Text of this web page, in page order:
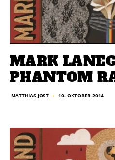
MARK
PHANTOM
MATTHIAS JOST ■ 10. OKTOBER 2014